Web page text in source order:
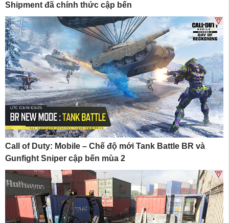
Shipment đã chính thức cập bến
Call of Duty: Mobile – Chế độ mới Tank Battle BR và
Gunfight Sniper cập bến mùa 2